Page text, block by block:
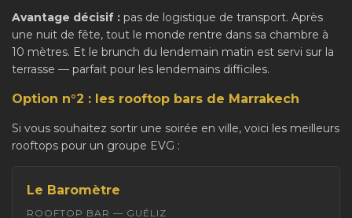
Avantage décisif : pas de logistique de transport. Après
une nuit de fête, tout le monde rentre dans sa chambre à
10 mètres. Et le brunch du lendemain matin est servi sur la
terrasse — parfait pour les lendemains difficiles.
Option n°2 : les rooftop bars de Marrakech
Si vous souhaitez sortir une soirée en ville, voici les meilleurs
rooftops pour un groupe EVG :
Le Baromètre
ROOFTOP BAR — GUÉLIZ